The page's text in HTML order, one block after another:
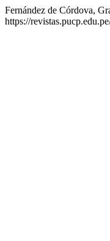
Fernández de Córdova,
https://